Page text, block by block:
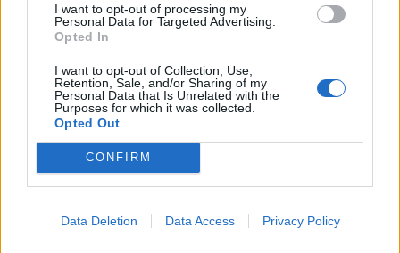
I want to opt-out of processing my
Personal Data for Targeted Advertising.
Opted In
I want to opt-out of Collection, Use,
Retention, Sale, and/or Sharing of my
Personal Data that Is Unrelated with the
Purposes for which it was collected.
Opted Out
CONFIRM
Data Deletion Data Access Privacy Policy
ALESSANDRO BARBATI
1886 come Dial Square
Emirates Stadium (60.338)